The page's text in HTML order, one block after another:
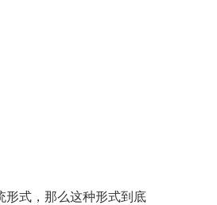
形式，那么这种形式到底